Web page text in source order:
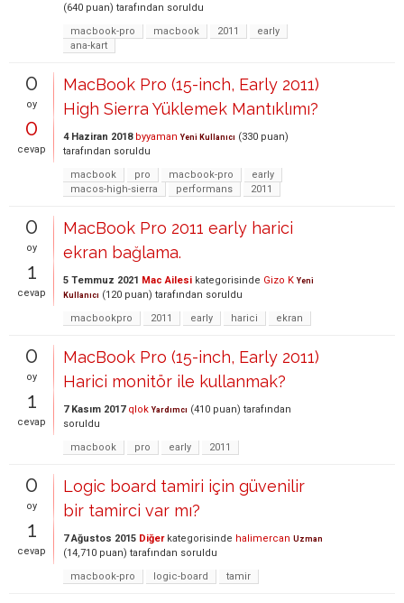
(640 puan) tarafından soruldu
macbook-pro
macbook 2011
early
ana-kart
0
oy
0
cevap
MacBook Pro (15-inch, Early 2011)
High Sierra Yüklemek Mantıklımı?
4 Haziran 2018 byyaman Yeni Kullanıcı (330 puan)
tarafından soruldu
macbook
pro macbook-pro
early
macos-high-sierra
performans 2011
0
oy
1
cevap
MacBook Pro 2011 early harici
ekran bağlama.
5 Temmuz 2021 Mac Ailesi kategorisinde Gizo K Yeni
Kullanıcı (120 puan) tarafından soruldu
macbookpro
2011 early harici ekran
0
oy
1
cevap
MacBook Pro (15-inch, Early 2011)
Harici monitör ile kullanmak?
7 Kasım 2017 qlok Yardımcı (410 puan) tarafından
soruldu
macbook
pro early 2011
0
oy
1
cevap
Logic board tamiri için güvenilir
bir tamirci var mı?
7 Ağustos 2015 Diğerkategorisinde halimercan Uzman
(14,710 puan) tarafından soruldu
macbook-pro
logic-board tamir